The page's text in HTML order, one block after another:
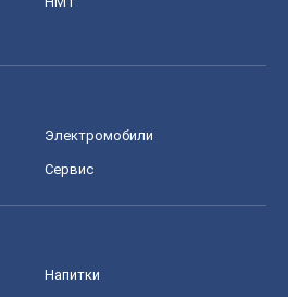
Электромобили
Сервис
Напитки